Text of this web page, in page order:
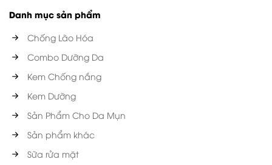
Danh mục sản phẩm
Chống Lão Hóa
Combo Dưỡng Da
Kem Chống nắng
Kem Dưỡng
Sản Phẩm Cho Da Mụn
Sản phẩm khác
Sữa rửa mặt